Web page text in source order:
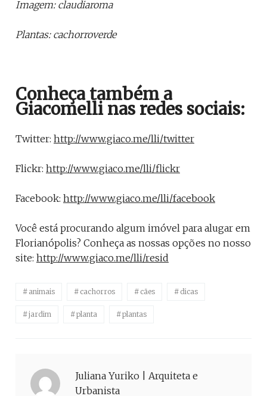
Imagem: claudiaroma
Plantas: cachorroverde
Conheça também a
Giacomelli nas redes sociais:
Twitter: http://www.giaco.me/lli/twitter
Flickr: http://www.giaco.me/lli/flickr
Facebook: http://www.giaco.me/lli/facebook
Você está procurando algum imóvel para alugar em
Florianópolis? Conheça as nossas opções no nosso
site: http://www.giaco.me/lli/resid
animais cachorros cães dicas
jardim planta plantas
Juliana Yuriko | Arquiteta e
Urbanista